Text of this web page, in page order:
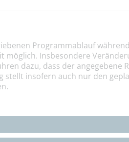
Programmablauf
möglich. Insbesondere
dazu, dass der angegebene
insofern auch nur den